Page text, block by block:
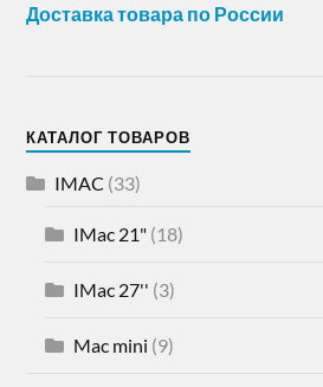
Доставка товара по России
КАТАЛОГ ТОВАРОВ
IMAC (33)
IMac 21" (18)
IMac 27'' (3)
Mac mini (9)